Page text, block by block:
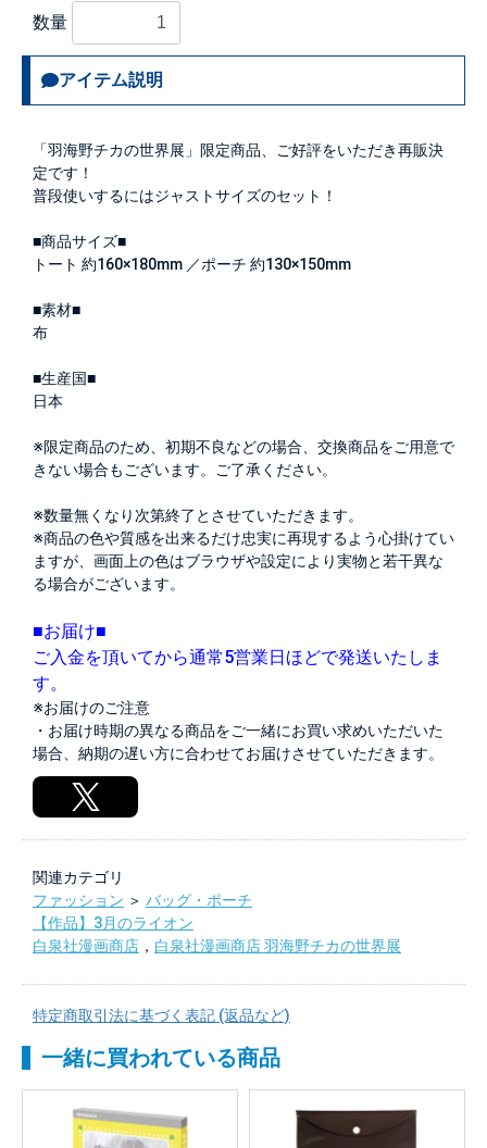
数量
アイテム説明
「羽海野チカの世界展」限定商品、ご好評をいただき再販決
定です！
普段使いするにはジャストサイズのセット！
■商品サイズ■
トート 約160×180mm ／ポーチ 約130×150mm
■素材■
布
■生産国■
日本
※限定商品のため、初期不良などの場合、交換商品をご用意で
きない場合もございます。ご了承ください。
※数量無くなり次第終了とさせていただきます。
※商品の色や質感を出来るだけ忠実に再現するよう心掛けてい
ますが、画面上の色はブラウザや設定により実物と若干異な
る場合がございます。
■お届け■
ご入金を頂いてから通常5営業日ほどで発送いたしま
す。
※お届けのご注意
・お届け時期の異なる商品をご一緒にお買い求めいただいた
場合、納期の遅い方に合わせてお届けさせていただきます。
関連カテゴリ
ファッション ＞ バッグ・ポーチ
【作品】3月のライオン
白泉社漫画商店 ， 白泉社漫画商店 羽海野チカの世界展
特定商取引法に基づく表記 (返品など)
一緒に買われている商品